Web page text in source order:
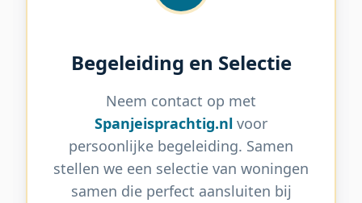
Begeleiding en Selectie
Neem contact op met
Spanjeisprachtig.nl voor
persoonlijke begeleiding. Samen
stellen we een selectie van woningen
samen die perfect aansluiten bij